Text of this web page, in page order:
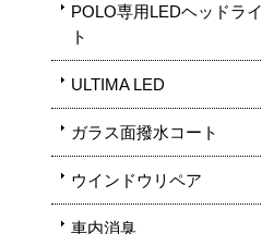
POLO専用LEDヘッドライ
ト
ULTIMA LED
ガラス面撥水コート
ウインドウリペア
車内消臭